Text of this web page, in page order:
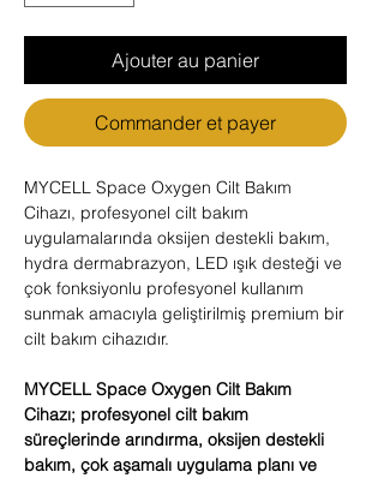
Ajouter au panier
Commander et payer
MYCELL Space Oxygen Cilt Bakım
Cihazı, profesyonel cilt bakım
uygulamalarında oksijen destekli bakım,
hydra dermabrazyon, LED ışık desteği ve
çok fonksiyonlu profesyonel kullanım
sunmak amacıyla geliştirilmiş premium bir
cilt bakım cihazıdır.
MYCELL Space Oxygen Cilt Bakım
Cihazı; profesyonel cilt bakım
süreçlerinde arındırma, oksijen destekli
bakım, çok aşamalı uygulama planı ve